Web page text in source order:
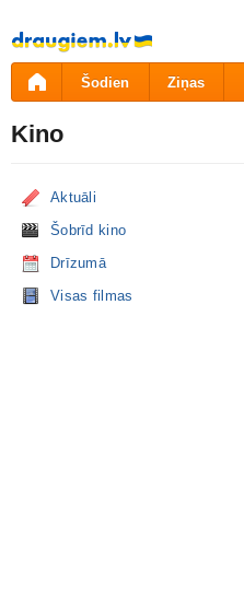
Pāriet
uz
saturu
Šodien Ziņas
Kino
Aktuāli
Šobrīd kino
Drīzumā
Visas filmas